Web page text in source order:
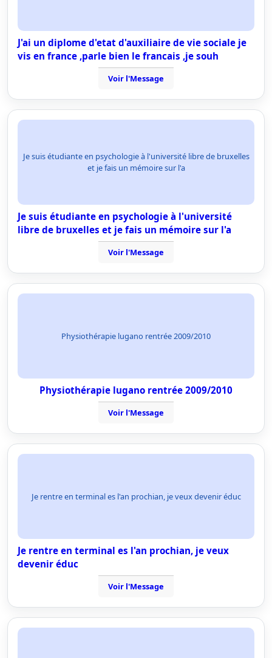
J'ai un diplome d'etat d'auxiliaire de vie sociale je
vis en france ,parle bien le francais ,je souh
Voir l'Message
Je suis étudiante en psychologie à l'université libre de bruxelles
et je fais un mémoire sur l'a
Je suis étudiante en psychologie à l'université
libre de bruxelles et je fais un mémoire sur l'a
Voir l'Message
Physiothérapie lugano rentrée 2009/2010
Physiothérapie lugano rentrée 2009/2010
Voir l'Message
Je rentre en terminal es l'an prochian, je veux devenir éduc
Je rentre en terminal es l'an prochian, je veux
devenir éduc
Voir l'Message